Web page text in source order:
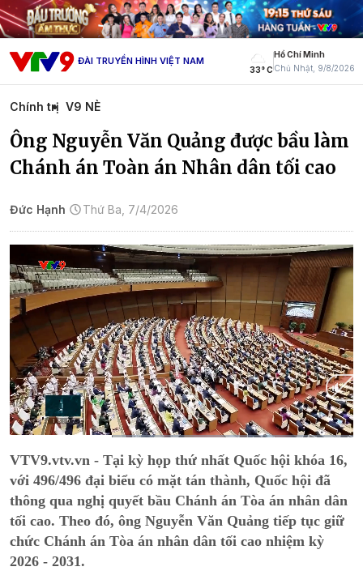
ĐÀI TRUYỀN HÌNH VIỆT NAM
33° C
Hồ Chí Minh
Chủ Nhật, 9/8/2026
Chính trị V9 NÈ
Ông Nguyễn Văn Quảng được bầu làm
Chánh án Toàn án Nhân dân tối cao
Đức Hạnh Thứ Ba, 7/4/2026
Time
VTV9.vtv.vn - Tại kỳ họp thứ nhất Quốc hội khóa 16,
với 496/496 đại biểu có mặt tán thành, Quốc hội đã
thông qua nghị quyết bầu Chánh án Tòa án nhân dân
tối cao. Theo đó, ông Nguyễn Văn Quảng tiếp tục giữ
chức Chánh án Tòa án nhân dân tối cao nhiệm kỳ
2026 - 2031.